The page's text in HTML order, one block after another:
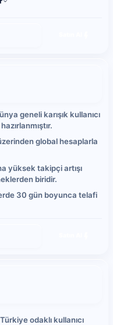
ve günlük takipçi
olarak zaman içinde
geneli karışık kullanıcı
global hesaplarla
yüksek takipçi artışı
biridir.
30 gün boyunca telafi
odaklı kullanıcı